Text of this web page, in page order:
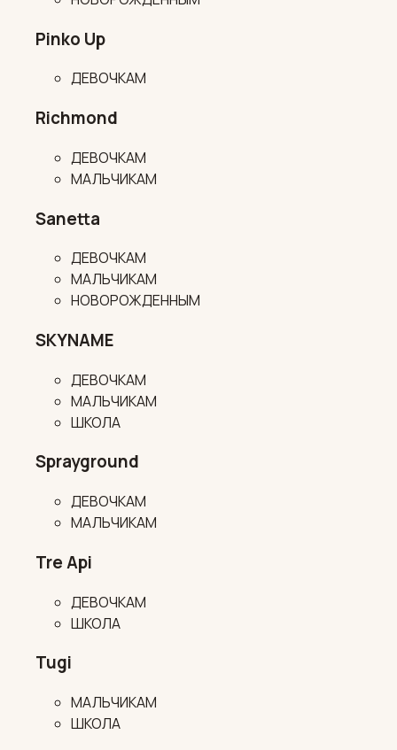
Pinko Up
ДЕВОЧКАМ
Richmond
ДЕВОЧКАМ
МАЛЬЧИКАМ
Sanetta
ДЕВОЧКАМ
МАЛЬЧИКАМ
НОВОРОЖДЕННЫМ
SKYNAME
ДЕВОЧКАМ
МАЛЬЧИКАМ
ШКОЛА
Sprayground
ДЕВОЧКАМ
МАЛЬЧИКАМ
Tre Api
ДЕВОЧКАМ
ШКОЛА
Tugi
МАЛЬЧИКАМ
ШКОЛА